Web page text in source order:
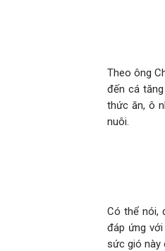
Theo ông
đến cá
thức ăn, ô
nuôi.
Có thể nói,
đáp ứng
sức gió này